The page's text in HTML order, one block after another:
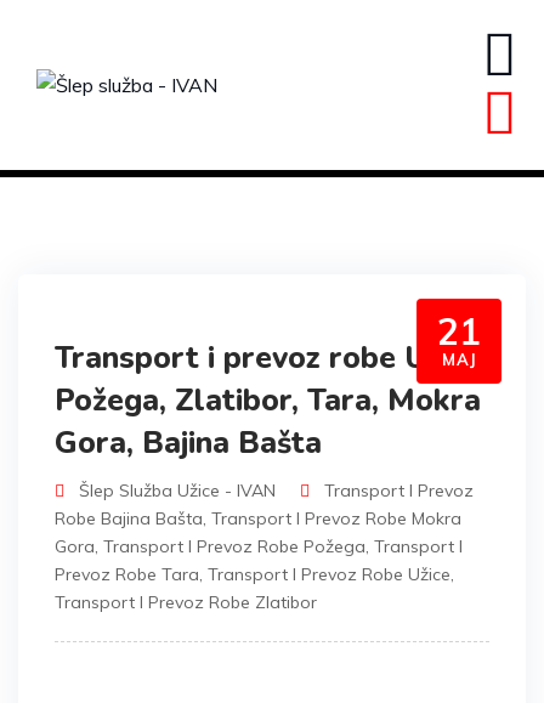
content
21
MAJ
Transport i prevoz robe Užice,
Požega, Zlatibor, Tara, Mokra
Gora, Bajina Bašta
Šlep Služba Užice - IVAN
Transport I Prevoz
Robe Bajina Bašta, Transport I Prevoz Robe Mokra
Gora, Transport I Prevoz Robe Požega, Transport I
Prevoz Robe Tara, Transport I Prevoz Robe Užice,
Transport I Prevoz Robe Zlatibor